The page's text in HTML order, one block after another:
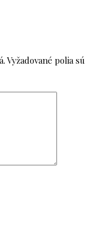
Vyžadované polia sú